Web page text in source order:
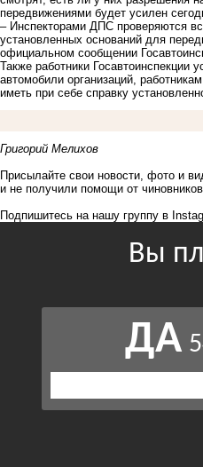
передвижениями будет усилен
– Инспекторами ДПС проверяются
установленных оснований для
официальном сообщении
Также работники Госавтоинспекции
автомобили организаций,
иметь при себе справку
Григорий Мелихов
Присылайте свои новости, фото и
и не получили помощи от чиновников.
Подпишитесь на нашу группу в